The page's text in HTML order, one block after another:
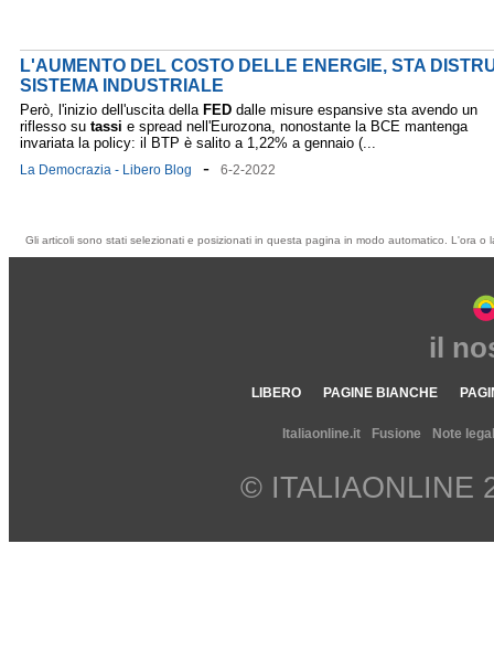
L'AUMENTO DEL COSTO DELLE ENERGIE, STA
SISTEMA INDUSTRIALE
Però, l'inizio dell'uscita della FED dalle misure espansive sta avendo un
riflesso su tassi e spread nell'Eurozona, nonostante la BCE mantenga
invariata la policy: il BTP è salito a 1,22% a gennaio (...
La Democrazia - Libero Blog - 6-2-2022
Gli articoli sono stati selezionati e posizionati in questa pagina in modo automatico. L'ora
il
LIBERO PAGINE BIANCHE
Italiaonline.it Fusione Note
© ITALIAONLINE